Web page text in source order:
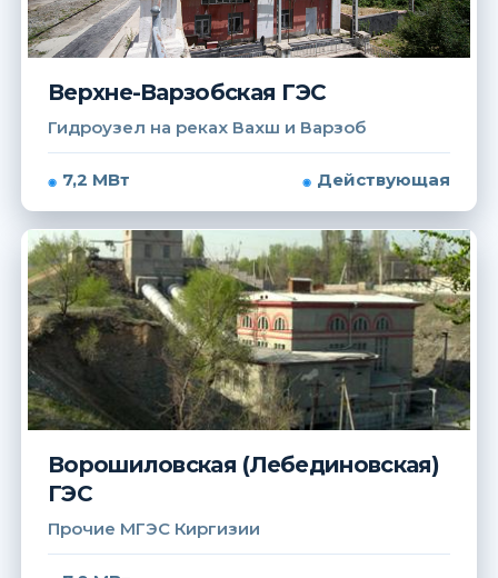
Верхне-Варзобская ГЭС
Гидроузел на реках Вахш и Варзоб
7,2 МВт Действующая
Ворошиловская (Лебединовская)
ГЭС
Прочие МГЭС Киргизии